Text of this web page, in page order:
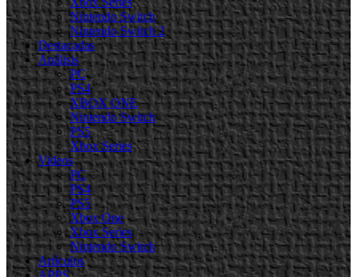
Nintendo Switch
Nintendo Switch 2
Destacadas
Análisis
PC
PS4
XBOX ONE
Nintendo Switch
PS5
Xbox Series
Videos
PC
PS4
PS5
Xbox One
Xbox Series
Nintendo Switch
Artículos